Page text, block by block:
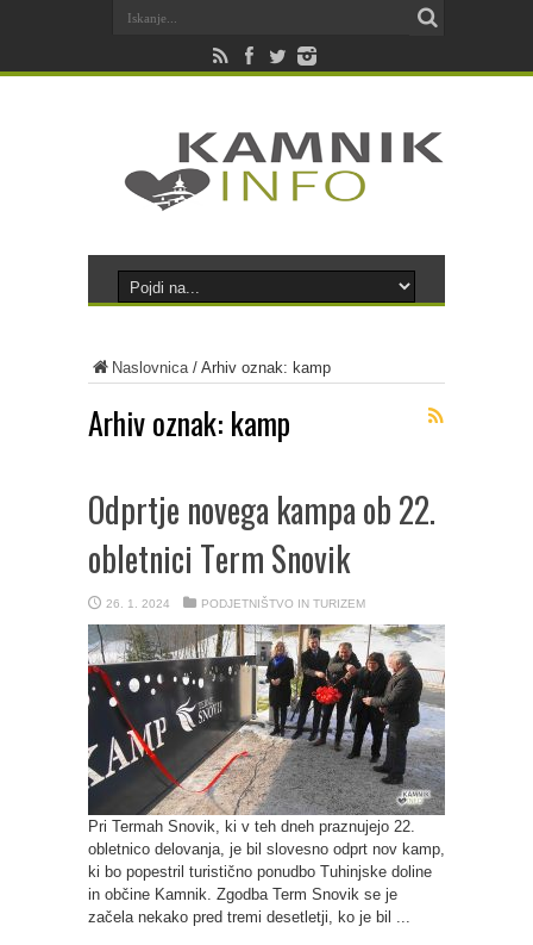
Naslovnica/ Arhiv oznak: kamp
Arhiv oznak: kamp
Odprtje novega kampa ob 22.
obletnici Term Snovik
26. 1. 2024 PODJETNIŠTVO IN TURIZEM
Pri Termah Snovik, ki v teh dneh praznujejo 22.
obletnico delovanja, je bil slovesno odprt nov kamp,
ki bo popestril turistično ponudbo Tuhinjske doline
in občine Kamnik. Zgodba Term Snovik se je
začela nekako pred tremi desetletji, ko je bil ...